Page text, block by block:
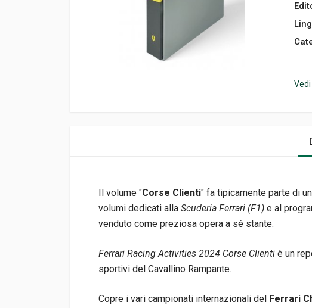
Il volume "Corse Clienti" fa tipicamente parte di
volumi dedicati alla Scuderia Ferrari (F1) e al
venduto come preziosa opera a sé stante.
Ferrari Racing Activities 2024 Corse Clienti è un
sportivi del Cavallino Rampante.
Copre i vari campionati internazionali del Ferrari